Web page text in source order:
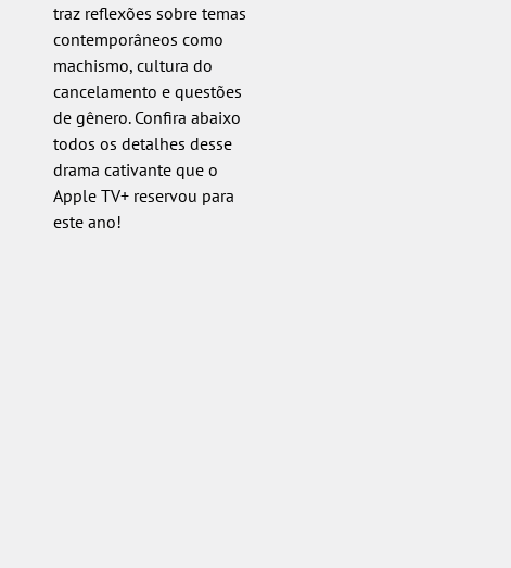
traz reflexões sobre temas
contemporâneos como
machismo, cultura do
cancelamento e questões
de gênero. Confira abaixo
todos os detalhes desse
drama cativante que o
Apple TV+ reservou para
este ano!